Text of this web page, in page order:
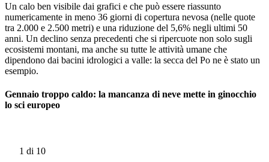
Un calo ben visibile dai grafici e che può essere riassunto
numericamente in meno 36 giorni di copertura nevosa (nelle quote
tra 2.000 e 2.500 metri) e una riduzione del 5,6% negli ultimi 50
anni. Un declino senza precedenti che si ripercuote non solo sugli
ecosistemi montani, ma anche su tutte le attività umane che
dipendono dai bacini idrologici a valle: la secca del Po ne è stato un
esempio.
Gennaio troppo caldo: la mancanza di neve mette in ginocchio
lo sci europeo
1 di 10